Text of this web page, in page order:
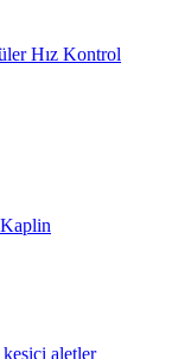
Hız Kontrol
aletler